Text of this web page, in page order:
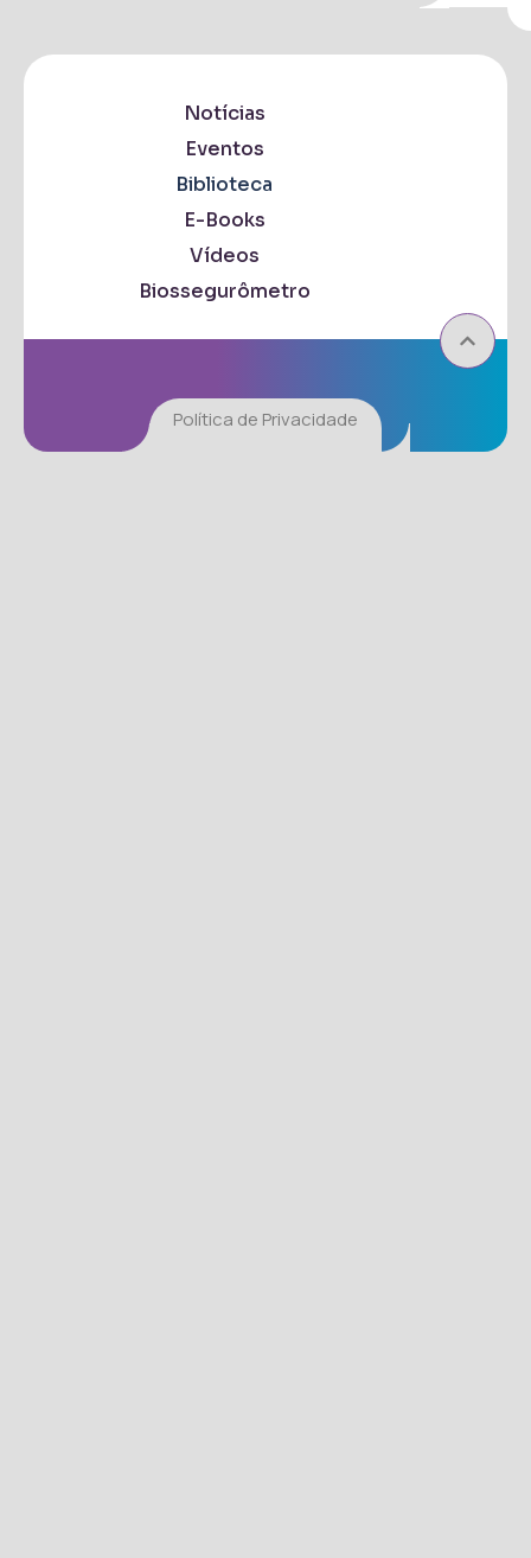
Notícias
Eventos
Biblioteca
E-Books
Vídeos
Biossegurômetro
Política de Privacidade